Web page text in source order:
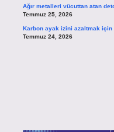
Ağır metalleri vücuttan atan
Temmuz 25, 2026
Karbon ayak izini azaltmak için
Temmuz 24, 2026